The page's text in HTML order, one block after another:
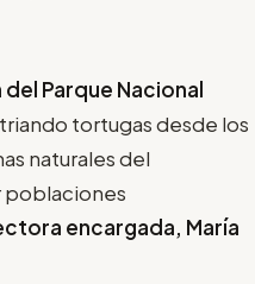
Parque Nacional
tortugas desde los
naturales del
poblaciones
encargada, María